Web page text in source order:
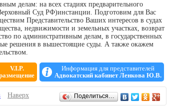
делам: на всех стадиях предварительного
Суд РФ)инстанции. Подготовим для Вас
Представительство Ваших интересов в судах
недвижимости и земельных участках, возврат
по административным делам, в государственных
решения в вышестоящие суды. А также окажем
V.I.P.
Информация для представителей
Адвокатский кабинет Ленкова Ю.В.
Наверх Поделиться…